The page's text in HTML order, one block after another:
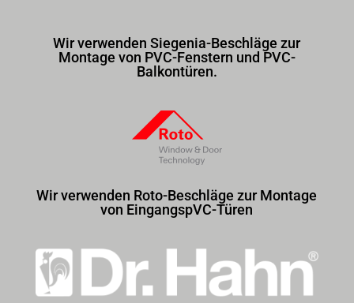
Wir verwenden Siegenia-Beschläge zur
Montage von PVC-Fenstern und PVC-
Balkontüren.
Wir verwenden Roto-Beschläge zur Montage
von EingangspVC-Türen